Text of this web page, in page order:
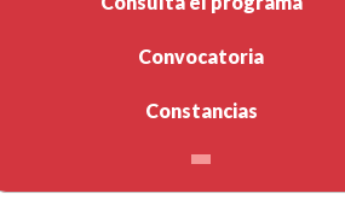
Convocatoria
Constancias